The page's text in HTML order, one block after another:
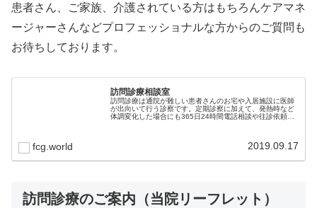
患者さん、ご家族、介護されている方はもちろんケアマネ
ージャーさんなどプロフェッショナルな方からのご質問も
お待ちしております。
訪問診療相談室
訪問診療は通院が難しい患者さんのお宅や入居施設に医師
が出向いて行う診察です。定期診察に加えて、発熱時など
体調変化した場合にも365日24時間電話相談や往診依頼を
fcg.world 2019.09.17
訪問診療のご案内（当院リーフレット）